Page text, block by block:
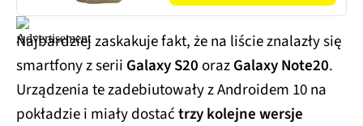
Najbardziej zaskakuje fakt, że na liście znalazły się
smartfony z serii Galaxy S20orazGalaxy Note20.
Urządzenia te zadebiutowały z Androidem 10 na
pokładzie i miały dostaćtrzy kolejne wersje